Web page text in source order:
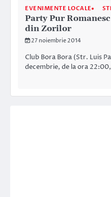
EVENIMENTE LOCALE
Party Pur
din Zorilor
27 noiembrie 2014
Club Bora Bora (Str. Luis
decembrie, de la ora